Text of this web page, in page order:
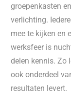
groepenkasten
verlichting.
mee te kijken en
werksfeer is
delen kennis. Zo
ook onderdeel
resultaten levert.